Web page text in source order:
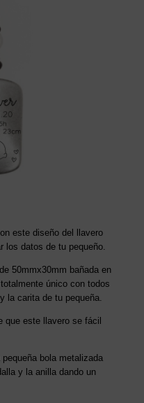
este diseño del llavero
los datos de tu pequeño.
50mmx30mm bañada en
único con todos
la carita de tu pequeña.
que este llavero se fácil
bola metalizada
y la anilla dando un